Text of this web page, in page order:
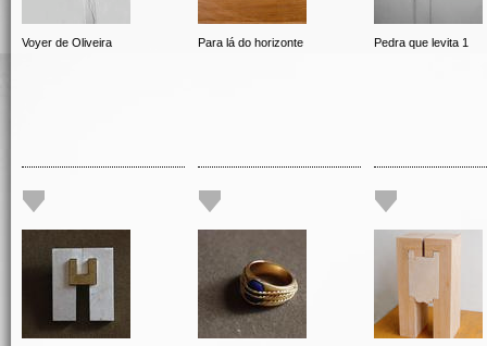
Voyer de Oliveira Para lá do horizonte Pedra que levita 1